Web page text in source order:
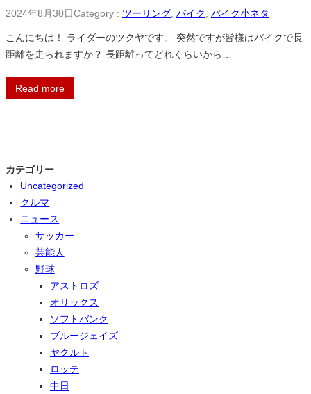
2024年8月30日Category : ツーリング バイク バイク小ネタ
こんにちは！ ライダーのツクヤです。 突然ですが皆様はバイクで長
距離を走られますか？ 長距離ってどれくらいから…
Read more
カテゴリー
Uncategorized
クルマ
ニュース
サッカー
芸能人
野球
アストロズ
オリックス
ソフトバンク
ブルージェイズ
ヤクルト
ロッテ
中日